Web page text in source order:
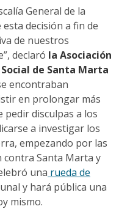
General de la
decisión a fin de
de nuestros
declaró la Asociación
de Santa Marta
encontraban
en prolongar más
pedir disculpas a los
a investigar los
empezando por las
contra Santa Marta y
una rueda de
y hará pública una
mismo.